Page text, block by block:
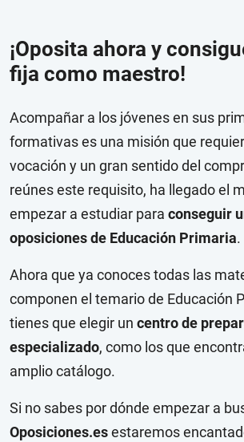
¡Oposita ahora y
fija como maestro!
Acompañar a los jóvenes en sus
formativas es una misión que
vocación y un gran sentido del
reúnes este requisito, ha llegado el
empezar a estudiar para conseguir
oposiciones de Educación Primaria.
Ahora que ya conoces todas las
componen el temario de Educación
tienes que elegir un centro de
especializado, como los que
amplio catálogo.
Si no sabes por dónde empezar a
Oposiciones.esestaremos